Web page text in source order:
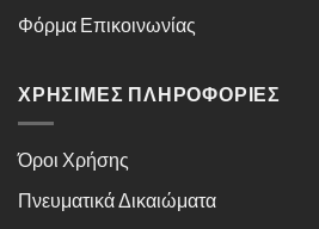
Φόρμα Επικοινωνίας
ΧΡΉΣΙΜΕΣ ΠΛΗΡΟΦΟΡΊΕΣ
Όροι Χρήσης
Πνευματικά Δικαιώματα